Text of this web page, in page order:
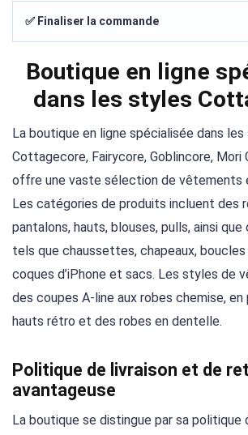
✅ Finaliser la commande
Boutique en ligne
dans les styles
La boutique en ligne spécialisée dans
Cottagecore, Fairycore, Goblincore, Mori
offre une vaste sélection de vêtements
Les catégories de produits incluent des
pantalons, hauts, blouses, pulls, ainsi
tels que chaussettes, chapeaux, boucles
coques d’iPhone et sacs. Les styles de
des coupes A-line aux robes chemise, en
hauts rétro et des robes en dentelle.
Politique de livraison et de
avantageuse
La boutique se distingue par sa politique